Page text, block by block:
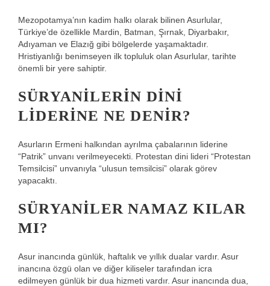
Mezopotamya’nın kadim halkı olarak bilinen Asurlular,
Türkiye’de özellikle Mardin, Batman, Şırnak, Diyarbakır,
Adıyaman ve Elazığ gibi bölgelerde yaşamaktadır.
Hristiyanlığı benimseyen ilk topluluk olan Asurlular, tarihte
önemli bir yere sahiptir.
SÜRYANILERIN DINI
LIDERINE NE DENIR?
Asurların Ermeni halkından ayrılma çabalarının liderine
“Patrik” unvanı verilmeyecekti. Protestan dini lideri “Protestan
Temsilcisi” unvanıyla “ulusun temsilcisi” olarak görev
yapacaktı.
SÜRYANILER NAMAZ KILAR
MI?
Asur inancında günlük, haftalık ve yıllık dualar vardır. Asur
inancına özgü olan ve diğer kiliseler tarafından icra
edilmeyen günlük bir dua hizmeti vardır. Asur inancında dua,